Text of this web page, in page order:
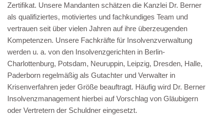
Zertifikat. Unsere Mandanten schätzen die Kanzlei Dr. Berner
als qualifiziertes, motiviertes und fachkundiges Team und
vertrauen seit über vielen Jahren auf ihre überzeugenden
Kompetenzen. Unsere Fachkräfte für Insolvenzverwaltung
werden u. a. von den Insolvenzgerichten in Berlin-
Charlottenburg, Potsdam, Neuruppin, Leipzig, Dresden, Halle,
Paderborn regelmäßig als Gutachter und Verwalter in
Krisenverfahren jeder Größe beauftragt. Häufig wird Dr. Berner
Insolvenzmanagement hierbei auf Vorschlag von Gläubigern
oder Vertretern der Schuldner eingesetzt.